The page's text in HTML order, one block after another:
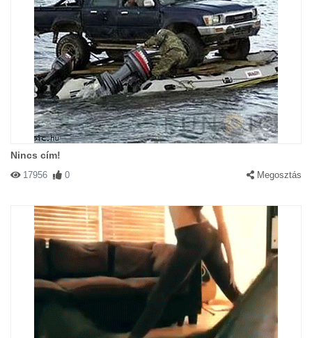
Nincs cím!
17956 0 Megosztás